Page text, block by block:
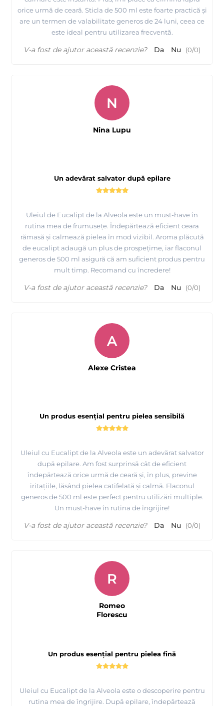
orice urmă de ceară. Sticla de 500 ml este foarte practică și
are un termen de valabilitate generos de 24 luni, ceea ce
este ideal pentru utilizarea frecventă.
V-a fost de ajutor această recenzie? Da Nu (0/0)
Un adevărat salvator după epilare
Uleiul de Eucalipt de la Alveola este un must-have în
rutina mea de frumusețe. Îndepărtează eficient ceara
rămasă și calmează pielea în mod vizibil. Aroma plăcută
de eucalipt adaugă un plus de prospețime, iar flaconul
generos de 500 ml asigură că am suficient produs pentru
mult timp. Recomand cu încredere!
N
Nina Lupu
V-a fost de ajutor această recenzie? Da Nu (0/0)
Un produs esențial pentru pielea sensibilă
Uleiul cu Eucalipt de la Alveola este un adevărat salvator
după epilare. Am fost surprinsă cât de eficient
îndepărtează orice urmă de ceară și, în plus, previne
iritațiile, lăsând pielea catifelată și calmă. Flaconul
generos de 500 ml este perfect pentru utilizări multiple.
Un must-have în rutina de îngrijire!
A
Alexe Cristea
V-a fost de ajutor această recenzie? Da Nu (0/0)
Un produs esențial pentru pielea fină
Uleiul cu Eucalipt de la Alveola este o descoperire pentru
rutina mea de îngrijire. După epilare, îndepărtează
R
Romeo
Florescu